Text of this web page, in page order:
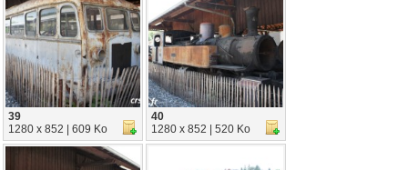
39
1280 x 852 | 609 Ko
40
1280 x 852 | 520 Ko